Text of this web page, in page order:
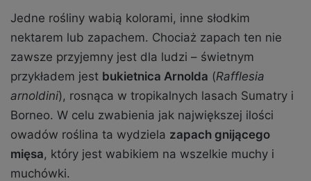
Jedne rośliny wabią kolorami, inne słodkim
nektarem lub zapachem. Chociaż zapach ten nie
zawsze przyjemny jest dla ludzi – świetnym
przykładem jest bukietnica Arnolda (Rafflesia
arnoldini), rosnąca w tropikalnych lasach Sumatry i
Borneo. W celu zwabienia jak największej ilości
owadów roślina ta wydziela zapach gnijącego
mięsa, który jest wabikiem na wszelkie muchy i
muchówki.